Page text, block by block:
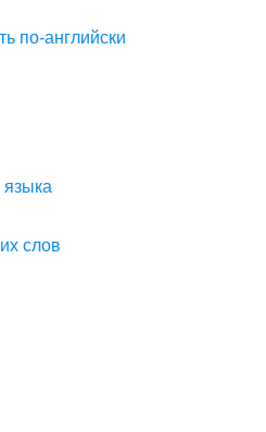
по-английски
языка
слов